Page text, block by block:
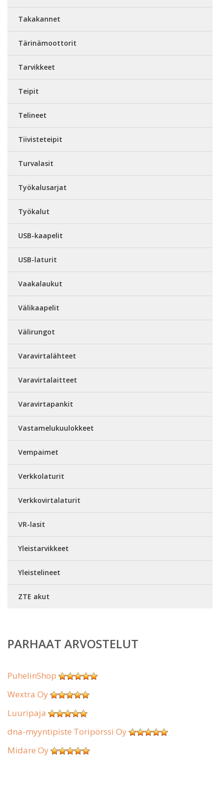
Takakannet
Tärinämoottorit
Tarvikkeet
Teipit
Telineet
Tiivisteteipit
Turvalasit
Työkalusarjat
Työkalut
USB-kaapelit
USB-laturit
Vaakalaukut
Välikaapelit
Välirungot
Varavirtalähteet
Varavirtalaitteet
Varavirtapankit
Vastamelukuulokkeet
Vempaimet
Verkkolaturit
Verkkovirtalaturit
VR-lasit
Yleistarvikkeet
Yleistelineet
ZTE akut
PARHAAT ARVOSTELUT
PuhelinShop
Wextra Oy
Luuripaja
dna-myyntipiste Toripörssi Oy
Midare Oy